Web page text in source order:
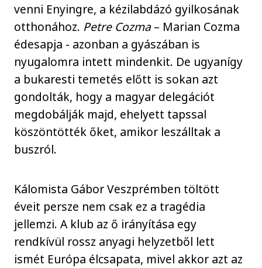
venni Enyingre, a kézilabdázó gyilkosának
otthonához. Petre Cozma– Marian Cozma
édesapja - azonban a gyászában is
nyugalomra intett mindenkit. De ugyanígy
a bukaresti temetés előtt is sokan azt
gondolták, hogy a magyar delegációt
megdobálják majd, ehelyett tapssal
köszöntötték őket, amikor leszálltak a
buszról.
Kálomista Gábor Veszprémben töltött
éveit persze nem csak ez a tragédia
jellemzi. A klub az ő irányítása egy
rendkívül rossz anyagi helyzetből lett
ismét Európa élcsapata, mivel akkor azt az